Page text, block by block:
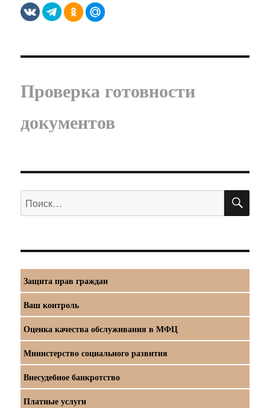
Проверка готовности
документов
Искать:
Защита прав граждан
Ваш контроль
Оценка качества обслуживания в МФЦ
Министерство социального развития
Внесудебное банкротство
Платные услуги